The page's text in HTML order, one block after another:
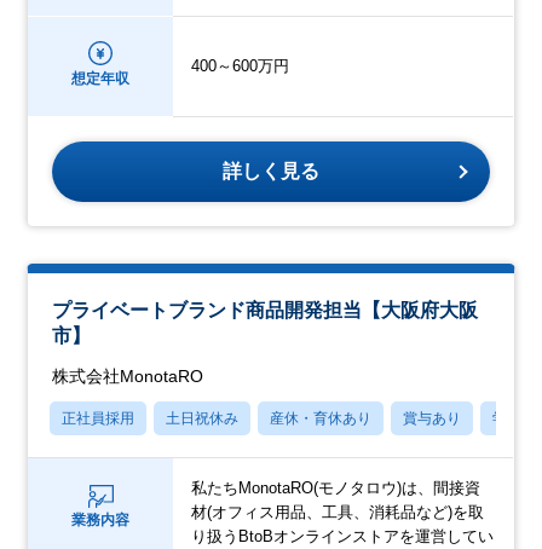
想定年収
400～600万円
詳しく見る
プライベートブランド商品開発担当【大阪府大阪
市】
株式会社MonotaRO
正社員採用 土日祝休み 産休・育休あり 賞与あり 学歴不
業務内容
私たちMonotaRO(モノタロウ)は、間接資
材(オフィス用品、工具、消耗品など)を取
り扱うBtoBオンラインストアを運営してい